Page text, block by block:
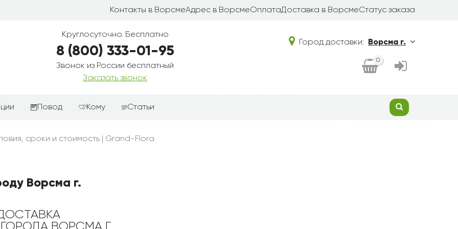
Контакты в ВорсмеАдрес в ВорсмеОплатаДоставка в ВорсмеСтатус заказа
Круглосуточно. Бесплатно
8 (800) 333-01-95
Звонок из России бесплатный
Заказать звонок
Город доставки: Ворсма г.
0
корзины
Повод
Любовь
Просто так
Кому Статьи
сроки и стоимость | Grand-Flora
Ворсма г.
ГОРОДА ВОРСМА Г.